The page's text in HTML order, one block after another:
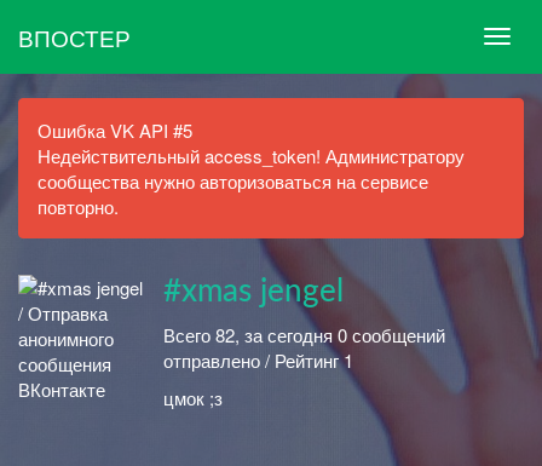
ВПОСТЕР
Ошибка VK API #5
Недействительный access_token! Администратору
сообщества нужно авторизоваться на сервисе
повторно.
#xmas jengel
Всего 82, за сегодня 0 сообщений
отправлено / Рейтинг 1
цмок ;з